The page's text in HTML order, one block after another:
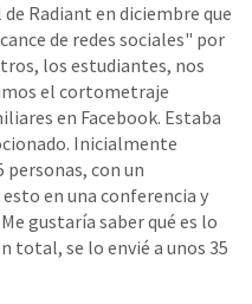
Radiant en diciembre que
de redes sociales" por
los estudiantes, nos
el cortometraje
en Facebook. Estaba
Inicialmente
personas, con un
en una conferencia y
gustaría saber qué es lo
total, se lo envié a unos 35